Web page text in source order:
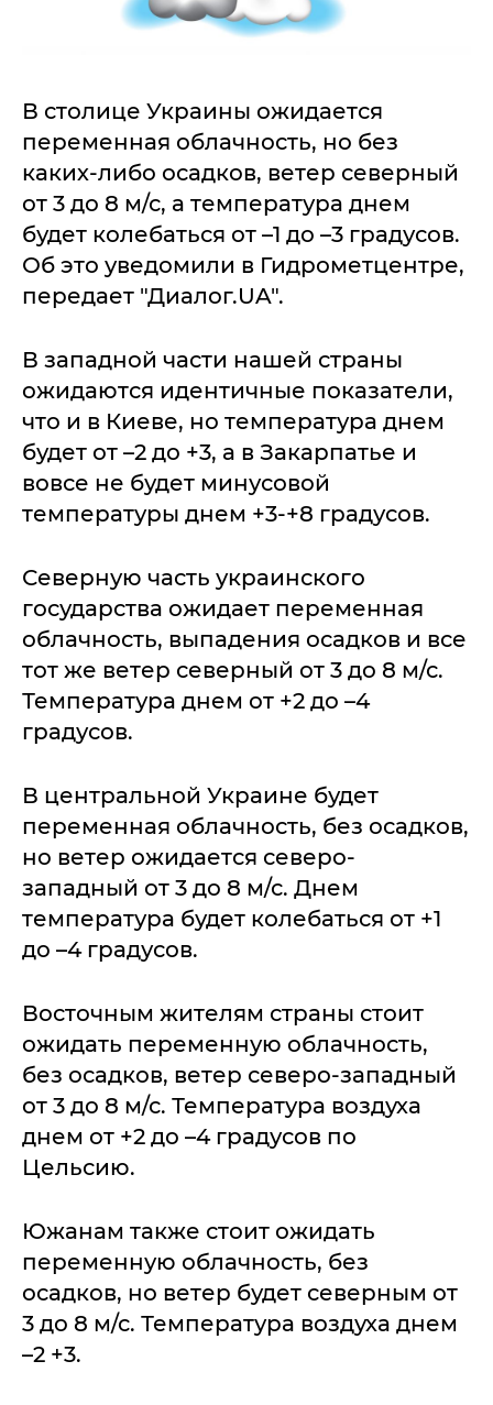
В столице Украины ожидается
переменная облачность, но без
каких-либо осадков, ветер северный
от 3 до 8 м/с, а температура днем
будет колебаться от –1 до –3 градусов.
Об это уведомили в Гидрометцентре,
передает "Диалог.UA".
В западной части нашей страны
ожидаются идентичные показатели,
что и в Киеве, но температура днем
будет от –2 до +3, а в Закарпатье и
вовсе не будет минусовой
температуры днем +3-+8 градусов.
Северную часть украинского
государства ожидает переменная
облачность, выпадения осадков и все
тот же ветер северный от 3 до 8 м/с.
Температура днем от +2 до –4
градусов.
В центральной Украине будет
переменная облачность, без осадков,
но ветер ожидается северо-
западный от 3 до 8 м/с. Днем
температура будет колебаться от +1
до –4 градусов.
Восточным жителям страны стоит
ожидать переменную облачность,
без осадков, ветер северо-западный
от 3 до 8 м/с. Температура воздуха
днем от +2 до –4 градусов по
Цельсию.
Южанам также стоит ожидать
переменную облачность, без
осадков, но ветер будет северным от
3 до 8 м/с. Температура воздуха днем
–2 +3.